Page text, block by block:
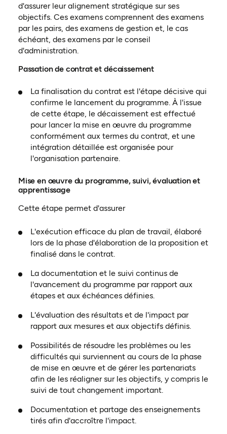
d'assurer leur alignement stratégique sur ses
objectifs. Ces examens comprennent des examens
par les pairs, des examens de gestion et, le cas
échéant, des examens par le conseil
d'administration.
Passation de contrat et décaissement
La finalisation du contrat est l'étape décisive qui
confirme le lancement du programme. À l'issue
de cette étape, le décaissement est effectué
pour lancer la mise en œuvre du programme
conformément aux termes du contrat, et une
intégration détaillée est organisée pour
l'organisation partenaire.
Mise en œuvre du programme, suivi, évaluation et
apprentissage
Cette étape permet d'assurer
L'exécution efficace du plan de travail, élaboré
lors de la phase d'élaboration de la proposition et
finalisé dans le contrat.
La documentation et le suivi continus de
l'avancement du programme par rapport aux
étapes et aux échéances définies.
L'évaluation des résultats et de l'impact par
rapport aux mesures et aux objectifs définis.
Possibilités de résoudre les problèmes ou les
difficultés qui surviennent au cours de la phase
de mise en œuvre et de gérer les partenariats
afin de les réaligner sur les objectifs, y compris le
suivi de tout changement important.
Documentation et partage des enseignements
tirés afin d'accroître l'impact.